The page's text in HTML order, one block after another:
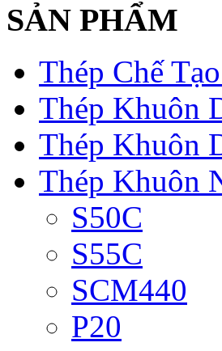
SẢN PHẨM
Thép Chế
Thép Khuôn
Thép Khuôn
Thép Khuôn
S50C
S55C
SCM440
P20